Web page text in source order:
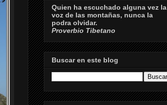
Quien ha escuchado alguna vez la
voz de las montañas, nunca la
podra olvidar.
Proverbio Tibetano
Buscar en este blog